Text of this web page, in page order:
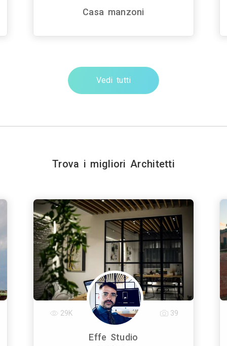
Casa manzoni
Vedi tutti
Trova i migliori Architetti
Effe Studio
29K 39